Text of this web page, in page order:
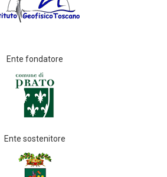
Ente fondatore
Ente sostenitore